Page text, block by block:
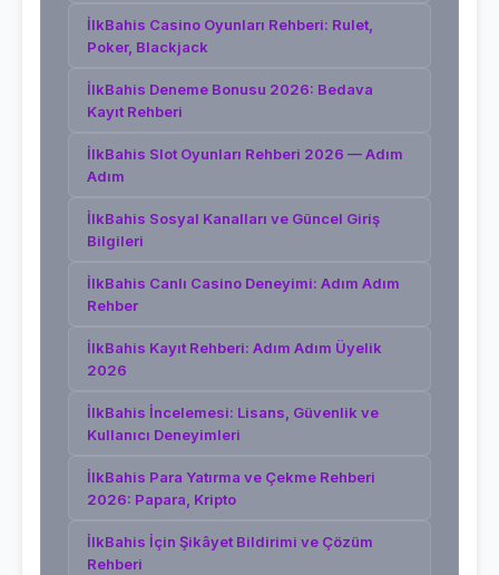
İlkBahis Casino Oyunları Rehberi: Rulet,
Poker, Blackjack
İlkBahis Deneme Bonusu 2026: Bedava
Kayıt Rehberi
İlkBahis Slot Oyunları Rehberi 2026 — Adım
Adım
İlkBahis Sosyal Kanalları ve Güncel Giriş
Bilgileri
İlkBahis Canlı Casino Deneyimi: Adım Adım
Rehber
İlkBahis Kayıt Rehberi: Adım Adım Üyelik
2026
İlkBahis İncelemesi: Lisans, Güvenlik ve
Kullanıcı Deneyimleri
İlkBahis Para Yatırma ve Çekme Rehberi
2026: Papara, Kripto
İlkBahis İçin Şikâyet Bildirimi ve Çözüm
Rehberi